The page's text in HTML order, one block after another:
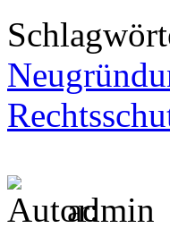
admin